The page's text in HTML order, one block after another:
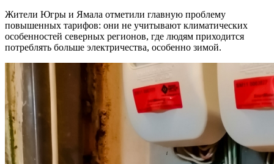
Жители Югры и Ямала отметили главную проблему
повышенных тарифов: они не учитывают климатических
особенностей северных регионов, где людям приходится
потреблять больше электричества, особенно зимой.